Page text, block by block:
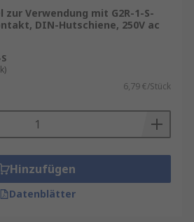
zur Verwendung mit G2R-1-S-
DIN-Hutschiene, 250V ac
6,79 €/Stück
Hinzufügen
Datenblätter